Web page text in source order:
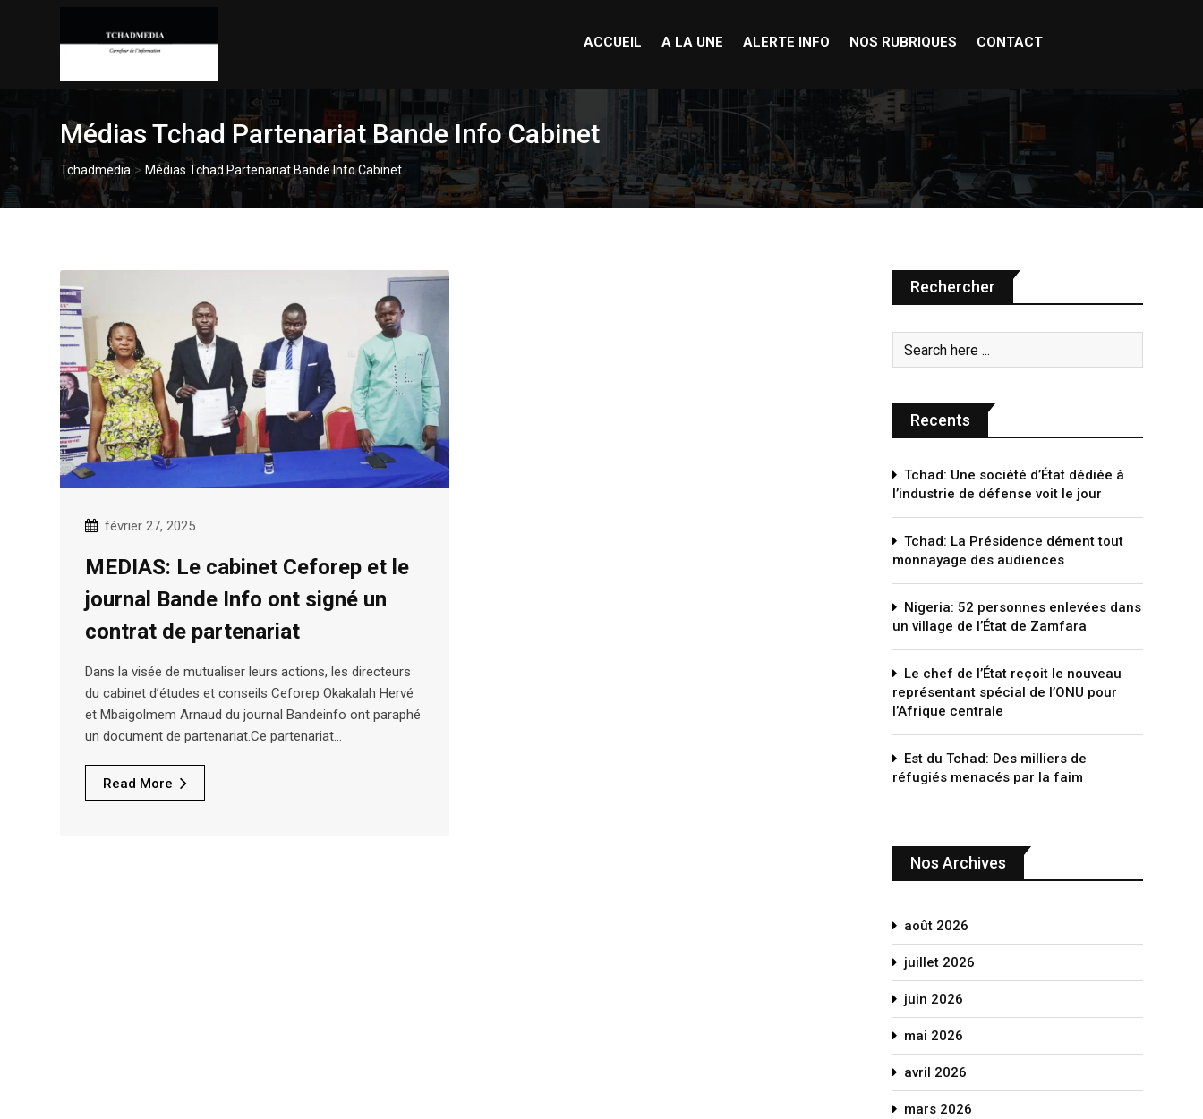
ACCUEIL A LA UNE ALERTE INFO NOS RUBRIQUES CONTACT
Médias Tchad Partenariat Bande Info Cabinet
Tchadmedia> Médias Tchad Partenariat Bande Info Cabinet
février 27, 2025
MEDIAS: Le cabinet Ceforep et le
journal Bande Info ont signé un
contrat de partenariat
Dans la visée de mutualiser leurs actions, les directeurs
du cabinet d’études et conseils Ceforep Okakalah Hervé
et Mbaigolmem Arnaud du journal Bandeinfo ont paraphé
un document de partenariat.Ce partenariat…
Read More
Rechercher
Recents
Tchad: Une société d’État dédiée à
l’industrie de défense voit le jour
Tchad: La Présidence dément tout
monnayage des audiences
Nigeria: 52 personnes enlevées dans
un village de l’État de Zamfara
Le chef de l’État reçoit le nouveau
représentant spécial de l’ONU pour
l’Afrique centrale
Est du Tchad: Des milliers de
réfugiés menacés par la faim
Nos Archives
août 2026
juillet 2026
juin 2026
mai 2026
avril 2026
mars 2026